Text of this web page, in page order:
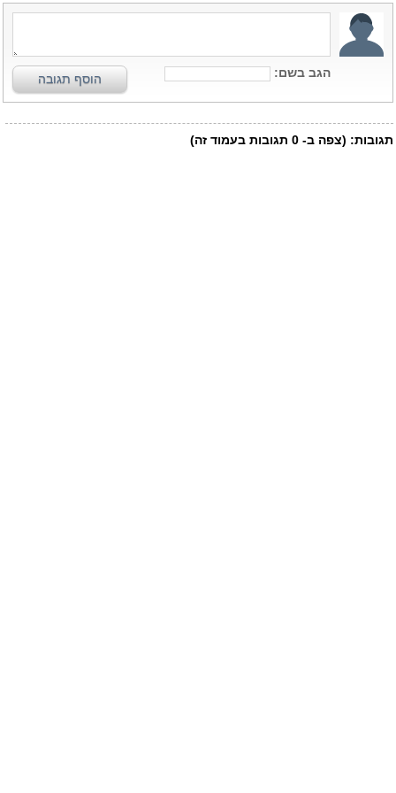
הגב בשם: הוסף תגובה
תגובות: (צפה ב- 0 תגובות בעמוד זה)